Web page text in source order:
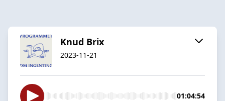
Knud Brix
2023-11-21
01:04:54